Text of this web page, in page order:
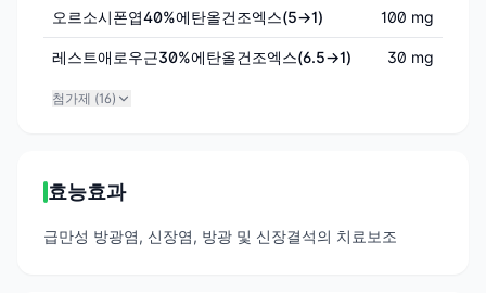
오르소시폰엽40%에탄올건조엑스(5→1) 100 mg
레스트애로우근30%에탄올건조엑스(6.5→1) 30 mg
첨가제 (16)
효능효과
급만성 방광염, 신장염, 방광 및 신장결석의 치료보조